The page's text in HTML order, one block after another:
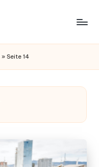
» Seite 14